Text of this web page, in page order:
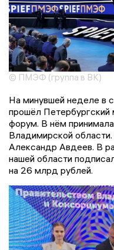
© ПМЭФ (группа в ВК)
На минувшей неделе в
прошёл
форум. В нём
Владимирской области.
Александр Авдеев. В
нашей области
на 26 млрд рублей.